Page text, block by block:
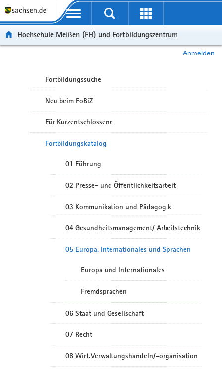
Portalübergreifende Navigation
Hochschule Meißen (FH) und Fortbildungszentrum
Anmelden
Fortbildungssuche
Neu beim FoBiZ
Für Kurzentschlossene
Fortbildungskatalog
01 Führung
02 Presse- und Öffentlichkeitsarbeit
03 Kommunikation und Pädagogik
04 Gesundheitsmanagement/ Arbeitstechnik
05 Europa, Internationales und Sprachen
Europa und Internationales
Fremdsprachen
06 Staat und Gesellschaft
07 Recht
08 Wirt.Verwaltungshandeln/-organisation